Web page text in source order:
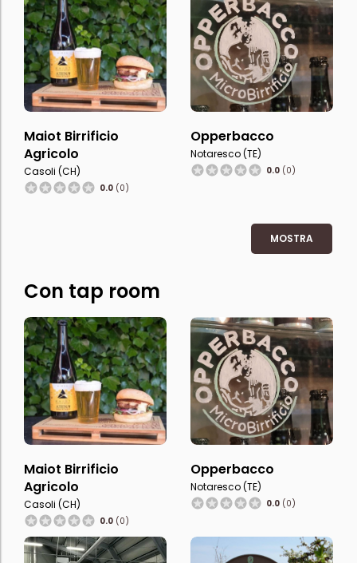
Maiot Birrificio
Agricolo
Casoli (CH)
0.0 (0)
Opperbacco
Notaresco (TE)
0.0 (0)
MOSTRA
Con tap room
Maiot Birrificio
Agricolo
Casoli (CH)
0.0 (0)
Opperbacco
Notaresco (TE)
0.0 (0)